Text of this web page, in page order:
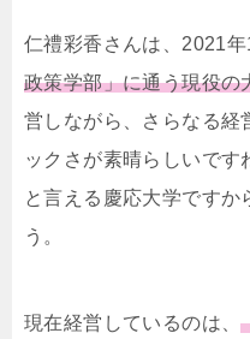
仁禮彩香さんは、2021年
政策学部」に通う現役の
営しながら、さらなる経
ックさが素晴らしいです
と言える慶応大学ですか
う。
現在経営しているのは、